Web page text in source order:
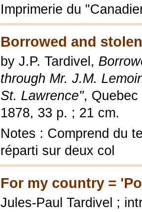
Imprimerie du
Borrowed and
by J.P. Tardivel,
through Mr. J.M.
St. Lawrence", Quebec
1878, 33 p. ; 21 cm.
Notes : Comprend du
réparti sur deux col
For my country =
Jules-Paul Tardivel ;